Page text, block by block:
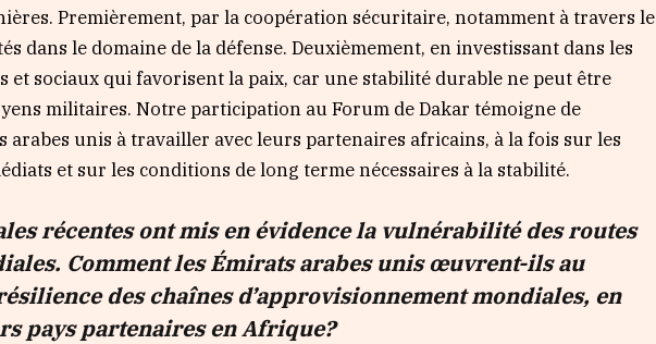
Premièrement, par la coopération sécuritaire, notamment à travers le
dans le domaine de la défense. Deuxièmement, en investissant dans les
et sociaux qui favorisent la paix, car une stabilité durable ne peut être
militaires. Notre participation au Forum de Dakar témoigne de
arabes unis à travailler avec leurs partenaires africains, à la fois sur les
et sur les conditions de long terme nécessaires à la stabilité.
récentes ont mis en évidence la vulnérabilité des routes
Comment les Émirats arabes unis œuvrent-ils au
des chaînes d’approvisionnement mondiales, en
pays partenaires en Afrique?